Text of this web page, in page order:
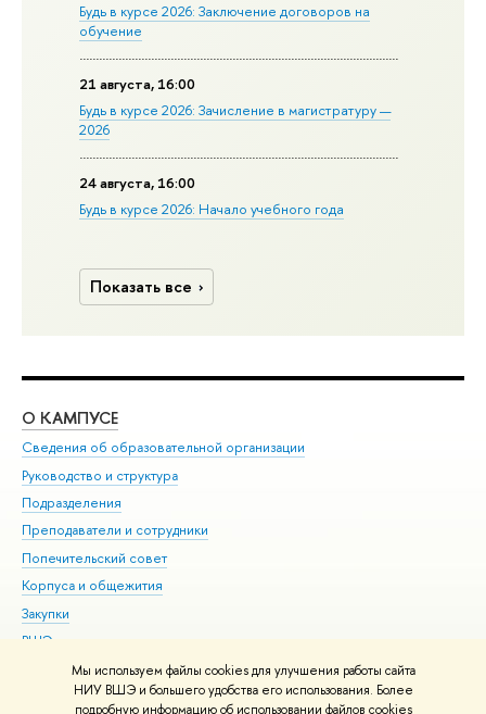
Мы используем файлы cookies для улучшения работы сайта
НИУ ВШЭ и большего удобства его использования. Более
подробную информацию об использовании файлов cookies
Будь в курсе 2026: Заключение договоров на
обучение
21 августа, 16:00
Будь в курсе 2026: Зачисление в магистратуру —
2026
24 августа, 16:00
Будь в курсе 2026: Начало учебного года
Показать все
О КАМПУСЕ
Сведения об образовательной организации
Руководство и структура
Подразделения
Преподаватели и сотрудники
Попечительский совет
Корпуса и общежития
Закупки
ВШЭ для студентов с ограниченными возможностями
здоровья и инвалидностью
Версия для слабовидящих